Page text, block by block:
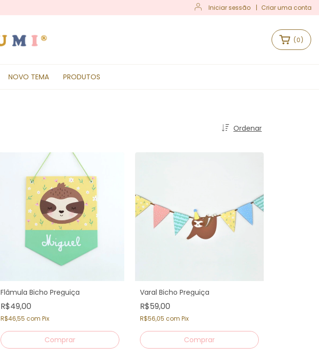
Iniciar sessão | Criar uma conta
(0)
NOVO TEMA PRODUTOS
Ordenar
Flâmula Bicho Preguiça
R$49,00
R$46,55 com Pix
Varal Bicho Preguiça
R$59,00
R$56,05 com Pix